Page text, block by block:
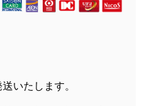
いたします。